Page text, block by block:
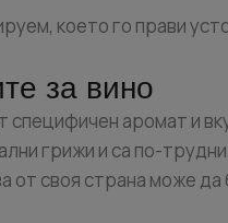
което го прави
за вино
аромат и
грижи и са по-
от своя страна може